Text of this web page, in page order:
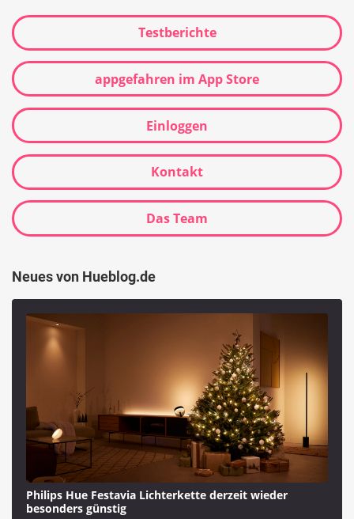
Testberichte
appgefahren im App Store
Einloggen
Kontakt
Das Team
Neues von Hueblog.de
Philips Hue Festavia Lichterkette derzeit wieder
besonders günstig